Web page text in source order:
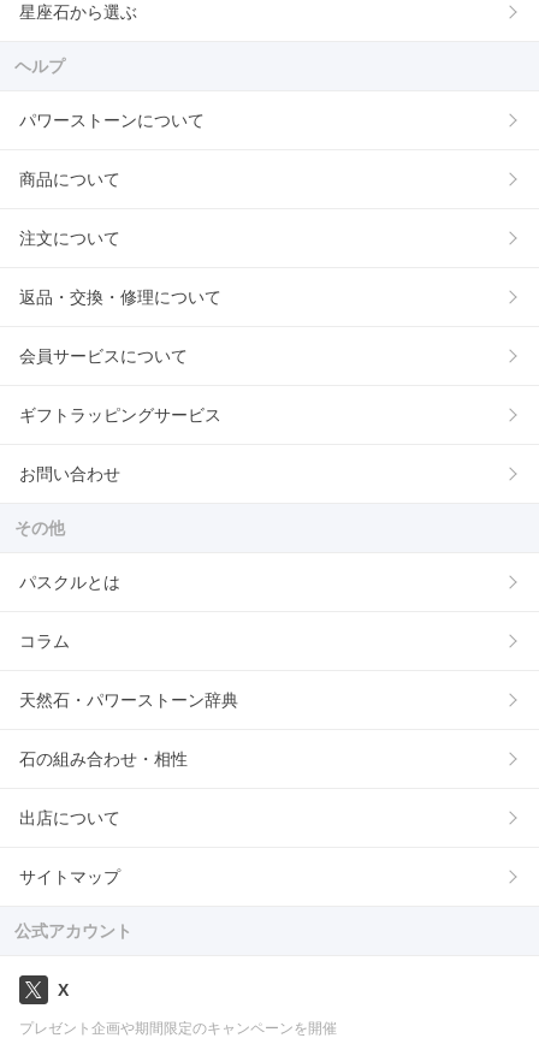
星座石から選ぶ
ヘルプ
パワーストーンについて
商品について
注文について
返品・交換・修理について
会員サービスについて
ギフトラッピングサービス
お問い合わせ
その他
パスクルとは
コラム
天然石・パワーストーン辞典
石の組み合わせ・相性
出店について
サイトマップ
公式アカウント
X
プレゼント企画や期間限定のキャンペーンを開催